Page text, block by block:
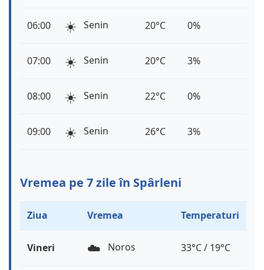
06:00 ☀️ Senin 20°C 0%
07:00 ☀️ Senin 20°C 3%
08:00 ☀️ Senin 22°C 0%
09:00 ☀️ Senin 26°C 3%
Vremea pe 7 zile în Spârleni
Ziua Vremea Temperaturi
Vineri ☁️ Noros 33°C / 19°C